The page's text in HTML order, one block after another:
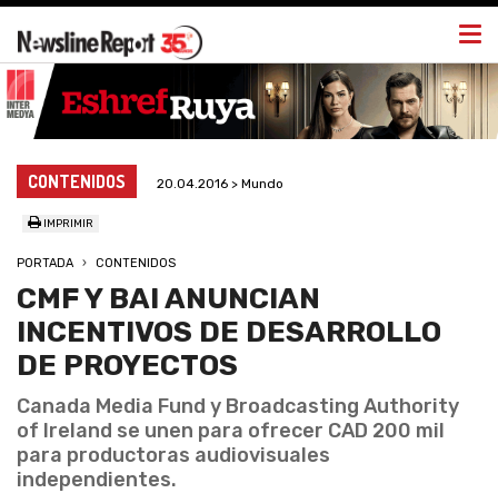
CONTENIDOS 20.04.2016 > Mundo
IMPRIMIR
PORTADA CONTENIDOS
CMF Y BAI ANUNCIAN
INCENTIVOS DE DESARROLLO
DE PROYECTOS
Canada Media Fund y Broadcasting Authority
of Ireland se unen para ofrecer CAD 200 mil
para productoras audiovisuales
independientes.